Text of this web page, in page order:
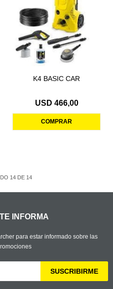
K4 BASIC CAR
USD 466,00
14 DE 14
INFORMA
para estar informado sobre las
SUSCRIBIRME